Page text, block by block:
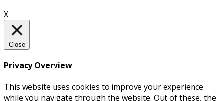
X
Close
Privacy Overview
This website uses cookies to improve your experience
while you navigate through the website. Out of these, the